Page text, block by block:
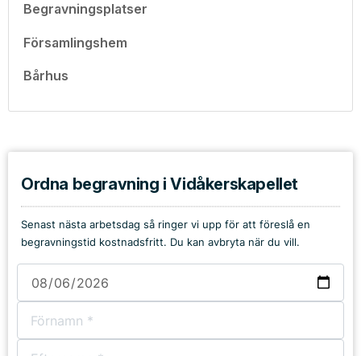
Begravningsplatser
Församlingshem
Bårhus
Ordna begravning i Vidåkerskapellet
Senast nästa arbetsdag så ringer vi upp för att föreslå en
begravningstid kostnadsfritt. Du kan avbryta när du vill.